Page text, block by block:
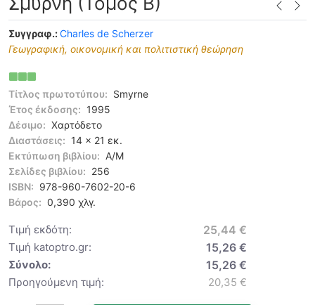
Συγγραφ.:Charles de Scherzer
Γεωγραφική, οικονομική και πολιτιστική θεώρηση
Τίτλος πρωτοτύπου: Smyrne
Έτος έκδοσης: 1995
Δέσιμο: Χαρτόδετο
Διαστάσεις: 14 x 21 εκ.
Εκτύπωση βιβλίου: Α/Μ
Σελίδες βιβλίου: 256
ISBN: 978-960-7602-20-6
Βάρος: 0,390 χλγ.
Τιμή εκδότη: 25,44 €
Τιμή katoptro.gr: 15,26 €
Σύνολο: 15,26 €
Προηγούμενη τιμή: 20,35 €